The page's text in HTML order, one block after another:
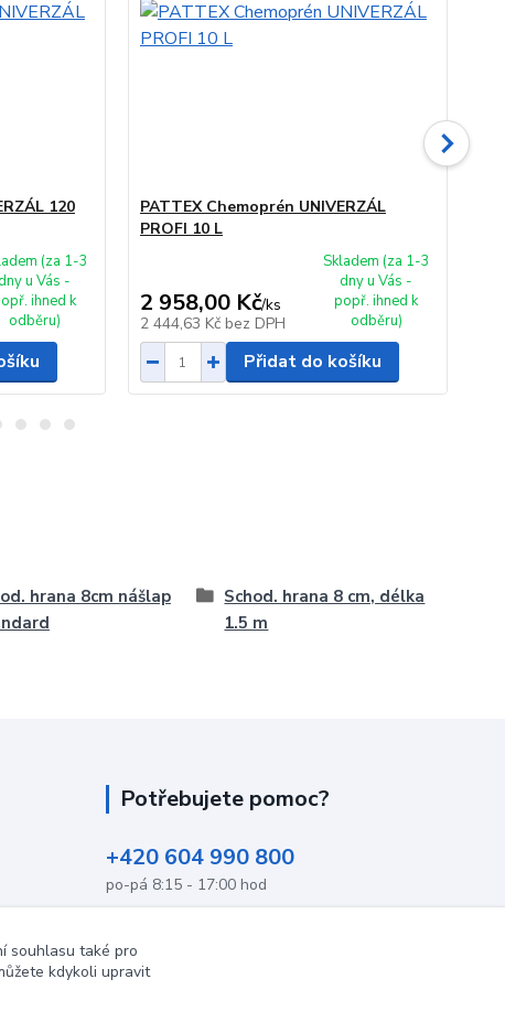
120
(za 1-3
u Vás -
ihned k
odběru)
PATTEX Chemoprén UNIVERZÁL
PROFI 10 L
2 958,00 Kč/ks
2 444,63 Kč bez DPH
Skladem (za 1-3
dny u Vás -
popř. ihned k
odběru)
Přidat do košíku
hrana 8cm nášlap
Schod. hrana 8 cm, délka
1.5 m
Potřebujete pomoc?
+420 604 990 800
po-pá 8:15 - 17:00 hod
souhlasu také pro
kdykoli upravit